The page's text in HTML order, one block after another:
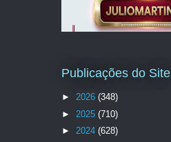
Publicações do Site
► 2026 (348)
► 2025 (710)
► 2024 (628)